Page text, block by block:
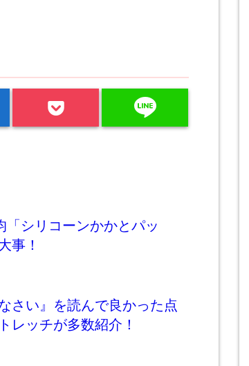
line
「シリコーンかかとパッ
事！
さい』を読んで良かった点
レッチが多数紹介！